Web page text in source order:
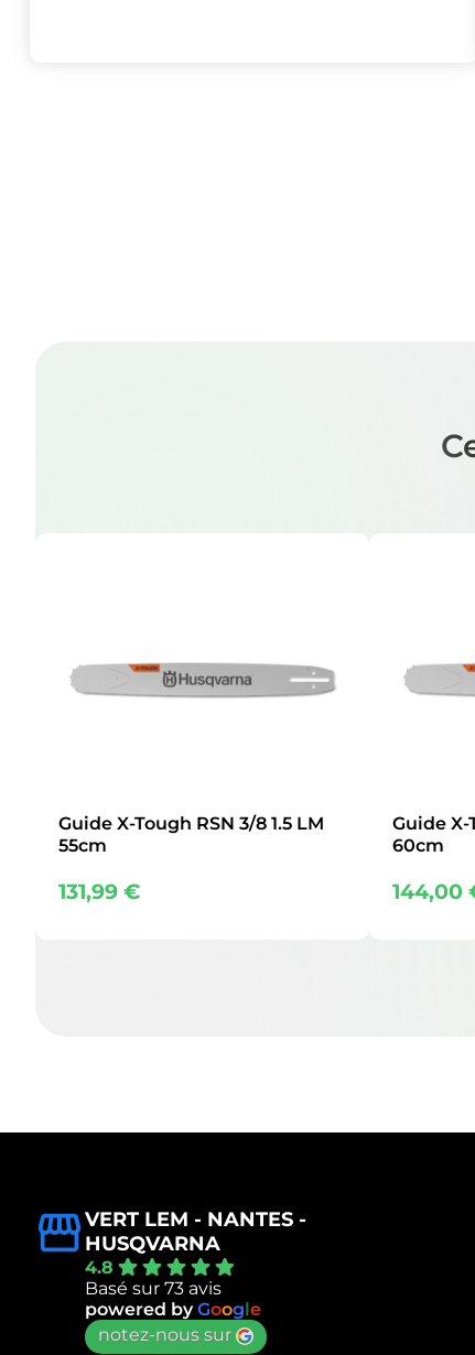
Guide X-Tough RSN 3/8 1.5 LM
55cm
131,99€
Guide X-
60cm
144,00
VERT LEM - NANTES -
HUSQVARNA
4.8
Basé sur 73 avis
powered byGoogle
notez-nous sur